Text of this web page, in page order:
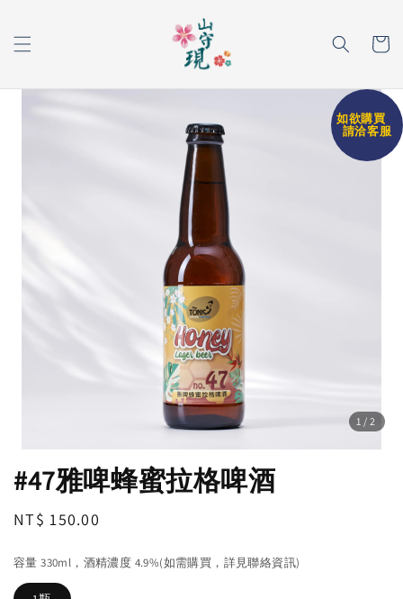
1 /2
如欲購買
請洽客服
#47雅啤蜂蜜拉格啤酒
Regular
NT$ 150.00
容量 330ml，酒精濃度 4.9%(如需購買，詳見聯絡資訊)